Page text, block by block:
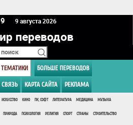
9 августа 2026
переводов
БОЛЬШЕ ПЕРЕВОДОВ
КАРТА САЙТА РЕКЛАМА
ИСКУССТВО КИНО ПК, СОФТ ЛИТЕРАТУРА МЕДИЦИНА МУЗЫКА
ПРИРОДА ПСИХОЛОГИЯ РЕЛИГИЯ СПОРТ СТРАНЫ СТРОИТЕЛЬСТВО